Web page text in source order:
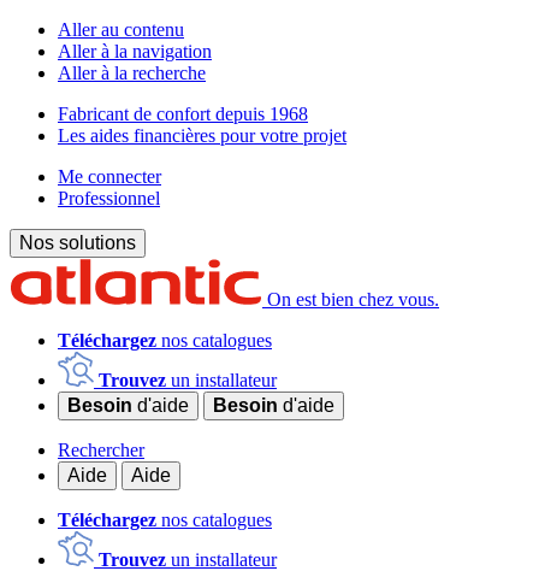
Aller au contenu
Aller à la navigation
Aller à la recherche
Fabricant de confort depuis 1968
Les aides financières pour votre projet
Me connecter
Professionnel
Nos solutions
On est bien chez vous.
Téléchargez nos catalogues
Trouvez un installateur
Besoin d'aide Besoin d'aide
Rechercher
Aide
Aide
Téléchargez nos catalogues
Trouvez un installateur